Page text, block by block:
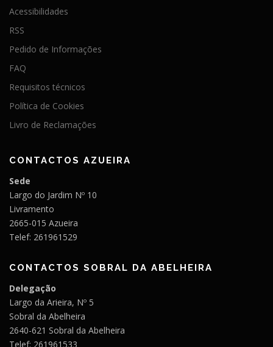
Acessibilidades
RSS
Pedido de Informações
FAQ
Requisitos técnicos
Política de Cookies
Livro de Reclamações
CONTACTOS AZUEIRA
Sede
Largo do Jardim Nº 10
Livramento
2665-015 Azueira
Telef: 261961529
CONTACTOS SOBRAL DA ABELHEIRA
Delegação
Largo da Arieira, Nº 5
Sobral da Abelheira
2640-621 Sobral da Abelheira
Telef: 261961533